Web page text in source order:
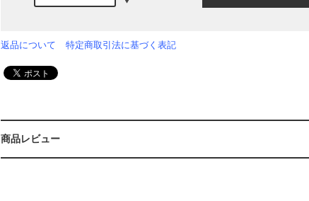
返品について 特定商取引法に基づく表記
商品レビュー